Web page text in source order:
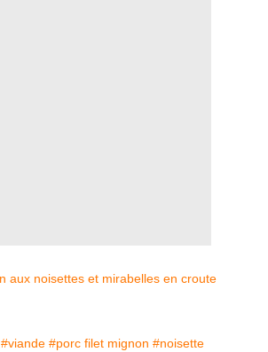
#viande #porc filet mignon #noisette